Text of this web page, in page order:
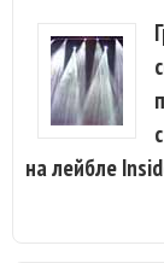
на лейбле